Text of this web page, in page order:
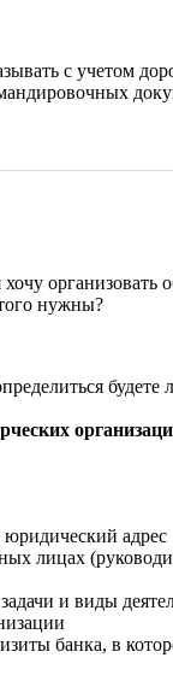
с учетом
хочу
нужны?
адрес
лицах
и виды
банка, в